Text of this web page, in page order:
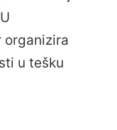
organizira
u tešku